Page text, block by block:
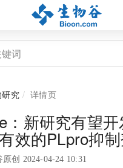
究 详情页
：新研究有望
效的PLpro抑
创 2024-04-24 10:31